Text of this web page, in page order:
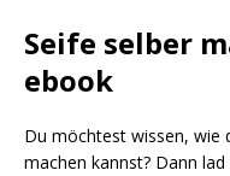
Seife selber
ebook
Du möchtest wissen, wie
machen kannst? Dann